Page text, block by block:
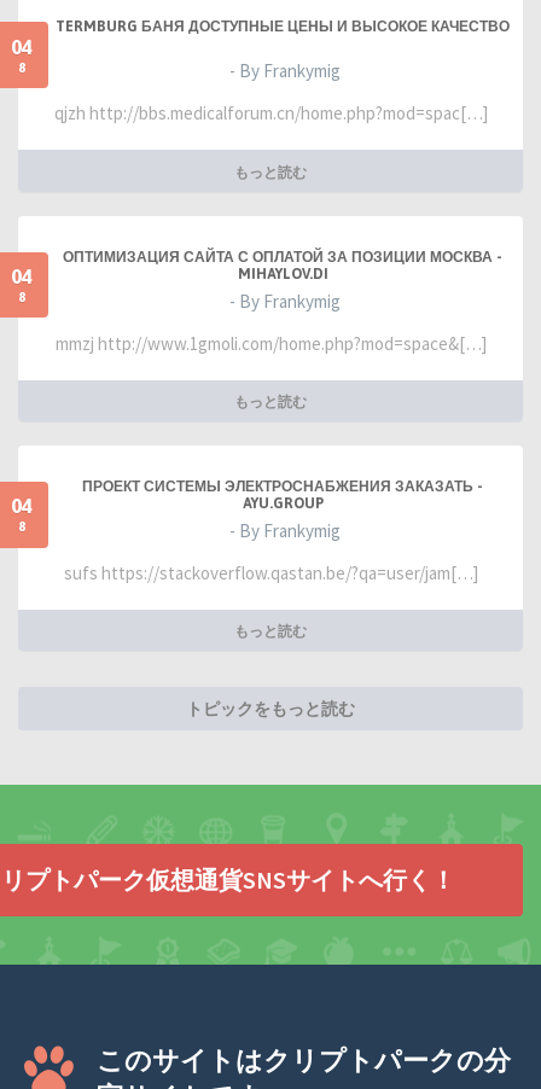
04
8
TERMBURG БАНЯ ДОСТУПНЫЕ ЦЕНЫ И ВЫСОКОЕ КАЧЕСТВО
- By Frankymig
qjzh http://bbs.medicalforum.cn/home.php?mod=spac[…]
もっと読む
04
8
ОПТИМИЗАЦИЯ САЙТА С ОПЛАТОЙ ЗА ПОЗИЦИИ МОСКВА -
MIHAYLOV.DI
- By Frankymig
mmzj http://www.1gmoli.com/home.php?mod=space&[…]
もっと読む
04
8
ПРОЕКТ СИСТЕМЫ ЭЛЕКТРОСНАБЖЕНИЯ ЗАКАЗАТЬ -
AYU.GROUP
- By Frankymig
sufs https://stackoverflow.qastan.be/?qa=user/jam[…]
もっと読む
トピックをもっと読む
プトパーク仮想通貨SNSサイトへ行く！
このサイトはクリプトパークの分